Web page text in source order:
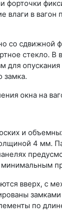
в вагон
со сдвижной
стекло. В
для
замка.
окна на
и
4 мм.
вверх, с
по